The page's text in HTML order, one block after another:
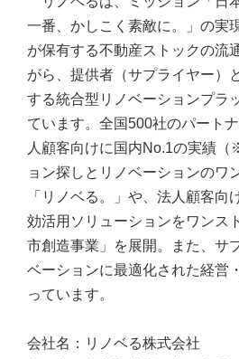
一番、かしこく素敵に。」の実
が保有する不動産ストックの流
がら、提供者（サプライヤー）
する統合型リノベーションプラ
ています。全国500社のパート
人顧客向けに国内No.1の実績
ョン探しとリノベーションのワ
「リノベる。」や、法人顧客向
効活用ソリューションをワンス
市創造事業」を展開。また、サ
ベーションに最適化された経営
っています。
会社名：リノベる株式会社